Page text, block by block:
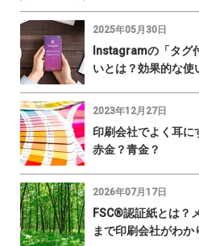
2025年05月30日
Instagramの「タグ
いとは？効果的な使
2023年12月27日
印刷会社でよく耳に
赤金？青金？
2026年07月17日
FSC®認証紙とは？
まで印刷会社がわか